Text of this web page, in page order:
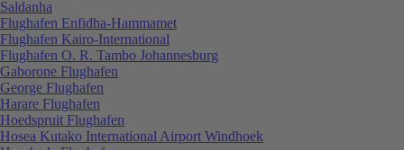
Saldanha
Flughafen Enfidha-Hammamet
Flughafen Kairo-International
Flughafen O. R. Tambo Johannesburg
Gaborone Flughafen
George Flughafen
Harare Flughafen
Hoedspruit Flughafen
Hosea Kutako International Airport Windhoek